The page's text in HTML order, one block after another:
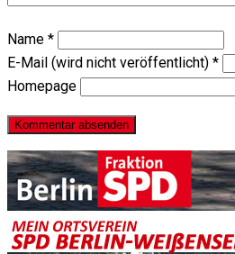
Name *
E-Mail (wird nicht veröffentlicht) *
Homepage